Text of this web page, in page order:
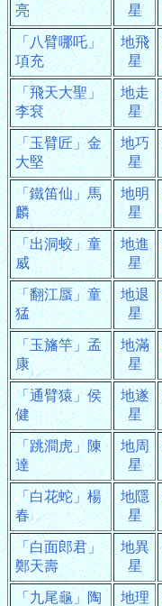
亮
星
「八臂哪吒」
項充
地飛
星
「飛天大聖」
李袞
地走
星
「玉臂匠」金
大堅
地巧
星
「鐵笛仙」馬
麟
地明
星
「出洞蛟」童
威
地進
星
「翻江蜃」童
猛
地退
星
「玉旛竿」孟
康
地滿
星
「通臂猿」侯
健
地遂
星
「跳澗虎」陳
達
地周
星
「白花蛇」楊
春
地隱
星
「白面郎君」
鄭天壽
地異
星
「九尾龜」陶
地理